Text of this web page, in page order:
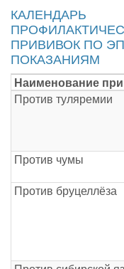
КАЛЕНДАРЬ
ПРИВИВОК ПО
ПОКАЗАНИЯМ
Наименование
Против туляремии
Против чумы
Против бруцеллёза